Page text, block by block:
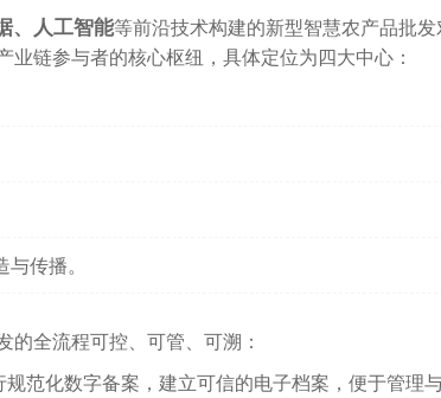
、人工智能等前沿技术构建的新型智慧农产品批
链参与者的核心枢纽，具体定位为四大中心：
传播。
全流程可控、可管、可溯：
范化数字备案，建立可信的电子档案，便于管理与